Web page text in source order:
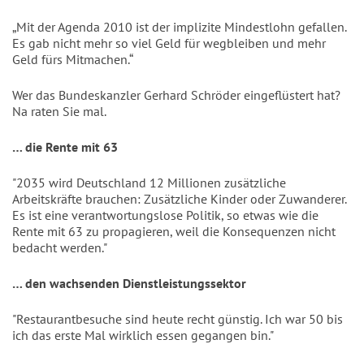
„Mit der Agenda 2010 ist der implizite Mindestlohn gefallen.
Es gab nicht mehr so viel Geld für wegbleiben und mehr
Geld fürs Mitmachen.“
Wer das Bundeskanzler Gerhard Schröder eingeflüstert hat?
Na raten Sie mal.
… die Rente mit 63
"2035 wird Deutschland 12 Millionen zusätzliche
Arbeitskräfte brauchen: Zusätzliche Kinder oder Zuwanderer.
Es ist eine verantwortungslose Politik, so etwas wie die
Rente mit 63 zu propagieren, weil die Konsequenzen nicht
bedacht werden."
… den wachsenden Dienstleistungssektor
"Restaurantbesuche sind heute recht günstig. Ich war 50 bis
ich das erste Mal wirklich essen gegangen bin."